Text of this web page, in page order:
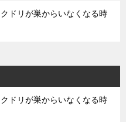
ドリが巣からいなくなる時
ドリが巣からいなくなる時